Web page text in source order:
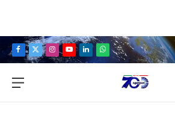
Facebook
X
Instagram
YouTubeLinkedInWhatsApp